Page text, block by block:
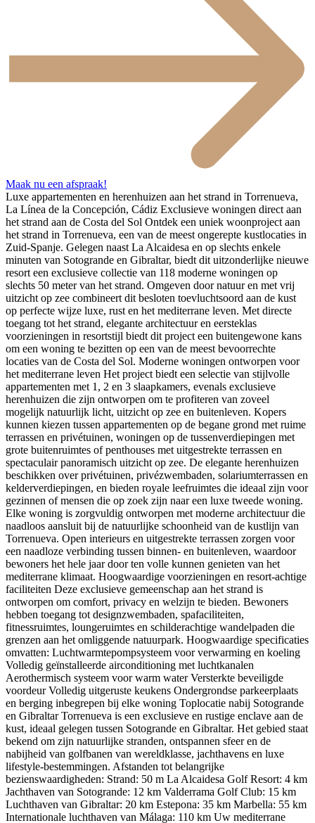
Maak nu een afspraak!
Luxe appartementen en herenhuizen aan het strand in Torrenueva,
La Línea de la Concepción, Cádiz Exclusieve woningen direct aan
het strand aan de Costa del Sol Ontdek een uniek woonproject aan
het strand in Torrenueva, een van de meest ongerepte kustlocaties in
Zuid-Spanje. Gelegen naast La Alcaidesa en op slechts enkele
minuten van Sotogrande en Gibraltar, biedt dit uitzonderlijke nieuwe
resort een exclusieve collectie van 118 moderne woningen op
slechts 50 meter van het strand. Omgeven door natuur en met vrij
uitzicht op zee combineert dit besloten toevluchtsoord aan de kust
op perfecte wijze luxe, rust en het mediterrane leven. Met directe
toegang tot het strand, elegante architectuur en eersteklas
voorzieningen in resortstijl biedt dit project een buitengewone kans
om een woning te bezitten op een van de meest bevoorrechte
locaties van de Costa del Sol. Moderne woningen ontworpen voor
het mediterrane leven Het project biedt een selectie van stijlvolle
appartementen met 1, 2 en 3 slaapkamers, evenals exclusieve
herenhuizen die zijn ontworpen om te profiteren van zoveel
mogelijk natuurlijk licht, uitzicht op zee en buitenleven. Kopers
kunnen kiezen tussen appartementen op de begane grond met ruime
terrassen en privétuinen, woningen op de tussenverdiepingen met
grote buitenruimtes of penthouses met uitgestrekte terrassen en
spectaculair panoramisch uitzicht op zee. De elegante herenhuizen
beschikken over privétuinen, privézwembaden, solariumterrassen en
kelderverdiepingen, en bieden royale leefruimtes die ideaal zijn voor
gezinnen of mensen die op zoek zijn naar een luxe tweede woning.
Elke woning is zorgvuldig ontworpen met moderne architectuur die
naadloos aansluit bij de natuurlijke schoonheid van de kustlijn van
Torrenueva. Open interieurs en uitgestrekte terrassen zorgen voor
een naadloze verbinding tussen binnen- en buitenleven, waardoor
bewoners het hele jaar door ten volle kunnen genieten van het
mediterrane klimaat. Hoogwaardige voorzieningen en resort-achtige
faciliteiten Deze exclusieve gemeenschap aan het strand is
ontworpen om comfort, privacy en welzijn te bieden. Bewoners
hebben toegang tot designzwembaden, spafaciliteiten,
fitnessruimtes, loungeruimtes en schilderachtige wandelpaden die
grenzen aan het omliggende natuurpark. Hoogwaardige specificaties
omvatten: Luchtwarmtepompsysteem voor verwarming en koeling
Volledig geïnstalleerde airconditioning met luchtkanalen
Aerothermisch systeem voor warm water Versterkte beveiligde
voordeur Volledig uitgeruste keukens Ondergrondse parkeerplaats
en berging inbegrepen bij elke woning Toplocatie nabij Sotogrande
en Gibraltar Torrenueva is een exclusieve en rustige enclave aan de
kust, ideaal gelegen tussen Sotogrande en Gibraltar. Het gebied staat
bekend om zijn natuurlijke stranden, ontspannen sfeer en de
nabijheid van golfbanen van wereldklasse, jachthavens en luxe
lifestyle-bestemmingen. Afstanden tot belangrijke
bezienswaardigheden: Strand: 50 m La Alcaidesa Golf Resort: 4 km
Jachthaven van Sotogrande: 12 km Valderrama Golf Club: 15 km
Luchthaven van Gibraltar: 20 km Estepona: 35 km Marbella: 55 km
Internationale luchthaven van Málaga: 110 km Uw mediterrane